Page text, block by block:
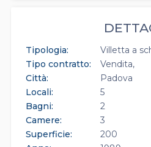
Tipologia:
Villetta a
Tipo contratto:
Vendita
Città:
Padova
Locali:
5
Bagni:
2
Camere:
3
Superficie:
200